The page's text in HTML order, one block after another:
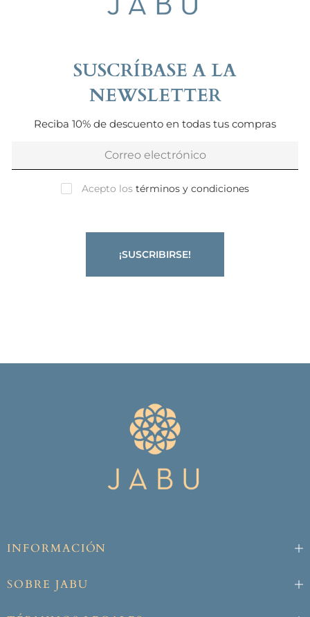
SUSCRÍBASE A LA
NEWSLETTER
Reciba 10% de descuento en todas tus compras
¡SUSCRIBIRSE!
Acepto los términos y condiciones
INFORMACIÓN
SOBRE JABU